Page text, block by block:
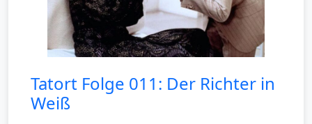
Tatort Folge 011: Der Richter in
Weiß